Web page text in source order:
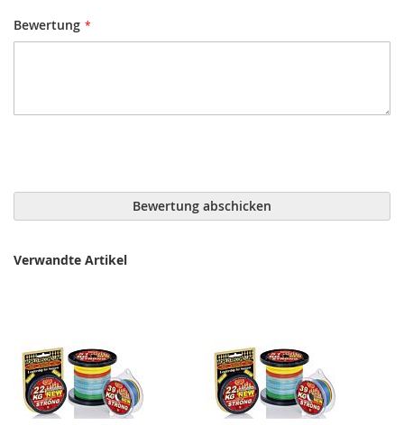
Bewertung
Bewertung abschicken
Verwandte Artikel